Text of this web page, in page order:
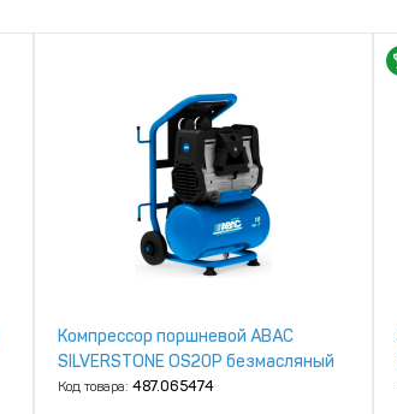
Компрессор поршневой ABAC
SILVERSTONE OS20P безмасляный
Код товара: 487.065474